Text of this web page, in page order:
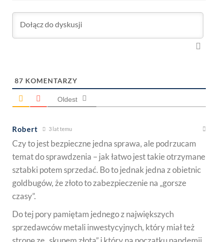
87 KOMENTARZY
Oldest
Robert 3 lat temu
Czy to jest bezpieczne jedna sprawa, ale podrzucam
temat do sprawdzenia – jak łatwo jest takie otrzymane
sztabki potem sprzedać. Bo to jednak jedna z obietnic
goldbugów, że złoto to zabezpieczenie na „gorsze
czasy”.
Do tej pory pamiętam jednego z największych
sprzedawców metali inwestycyjnych, który miał też